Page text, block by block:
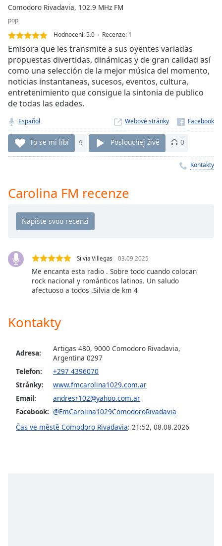
Loaded
0.00%
Stream
TypeLIVE
Seek to
live,
currently
behind
live
LIVE
Remaining
Time-
1x
Chapters
Chapters
Descriptions
off
,
selected
settings,
settings
subtitles
off,
selected
Audio
Track
Comodoro Rivadavia, 102.9 MHz FM
pop
Hodnocení:5.0 Recenze: 1
Emisora que les transmite a sus oyentes variadas
propuestas divertidas, dinámicas y de gran calidad así
como una selección de la mejor música del momento,
noticias instantaneas, sucesos, eventos, cultura,
entretenimiento que consigue la sintonia de publico
de todas las edades.
Español Webové stránky
To se mi líbí 9 Poslouchej živě 0
Kontakty
Carolina FM recenze
Silvia Villegas 03.09.2025
Me encanta esta radio . Sobre todo cuando colocan
rock nacional y románticos latinos. Un saludo
afectuoso a todos .Silvia de km 4
Kontakty
Adresa:
Artigas 480, 9000 Comodoro Rivadavia,
Argentina 0297
Telefon:
+297 4396070
Stránky:
www.fmcarolina1029.com.ar
Email:
andresr102@yahoo.com.ar
Facebook: @FmCarolina1029ComodoroRivadavia
Čas ve městě Comodoro Rivadavia: 21:52, 08.08.2026